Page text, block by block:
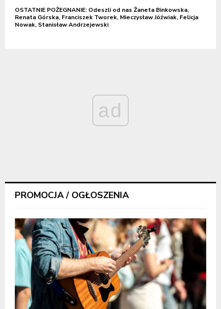
OSTATNIE POŻEGNANIE: Odeszli od nas Żaneta Binkowska,
Renata Górska, Franciszek Tworek, Mieczysław Jóźwiak, Felicja
Nowak, Stanisław Andrzejewski
ad
PROMOCJA / OGŁOSZENIA